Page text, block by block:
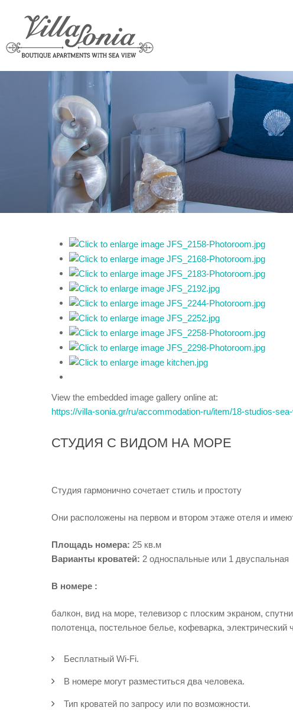
View the embedded image gallery online at:
https://villa-sonia.gr/ru/accommodation-ru/item/18-studios-
СТУДИЯ С ВИДОМ НА МОРЕ
Студия гармонично сочетает стиль и простоту
Они расположены на первом и втором этаже отеля и
Площадь номера: 25 кв.м
Варианты кроватей: 2 односпальные или 1 двуспальная
В номере :
балкон, вид на море, телевизор с плоским экраном,
полотенца, постельное белье, кофеварка,
Бесплатный Wi-Fi.
В номере могут разместиться два человека.
Тип кроватей по запросу или по возможности.